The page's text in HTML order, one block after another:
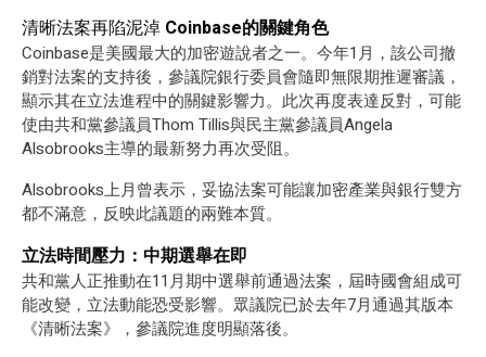
清晰法案再陷泥淖 Coinbase的關鍵角色
Coinbase是美國最大的加密遊說者之一。今年1月，該公司撤
銷對法案的支持後，參議院銀行委員會隨即無限期推遲審議，
顯示其在立法進程中的關鍵影響力。此次再度表達反對，可能
使由共和黨參議員Thom Tillis與民主黨參議員Angela
Alsobrooks主導的最新努力再次受阻。
Alsobrooks上月曾表示，妥協法案可能讓加密產業與銀行雙方
都不滿意，反映此議題的兩難本質。
立法時間壓力：中期選舉在即
共和黨人正推動在11月期中選舉前通過法案，屆時國會組成可
能改變，立法動能恐受影響。眾議院已於去年7月通過其版本
《清晰法案》，參議院進度明顯落後。